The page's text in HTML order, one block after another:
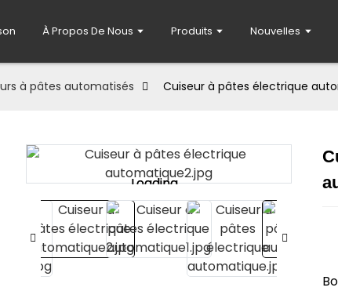
À Propos De Nous Produits Nouvelles
à pâtes automatisés Cuiseur à pâtes électrique
Loading...
Loading...